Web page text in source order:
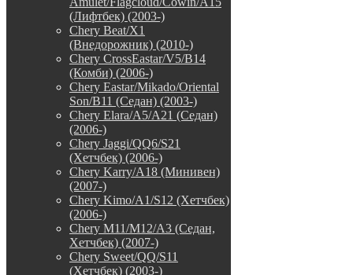
(Лифтбек) (2003-)
Chery Beat/X1
(Внедорожник) (2010-)
Chery CrossEastar/V5/B14
(Комби) (2006-)
Chery Eastar/Mikado/Oriental
Son/B11 (Седан) (2003-)
Chery Elara/A5/A21 (Седан)
(2006-)
Chery Jaggi/QQ6/S21
(Хетчбек) (2006-)
Chery Karry/A18 (Минивен)
(2007-)
Chery Kimo/A1/S12 (Хетчбек)
(2006-)
Chery M11/M12/A3 (Седан,
Хетчбек) (2007-)
Chery Sweet/QQ/S11
(Хетчбек) (2003-)